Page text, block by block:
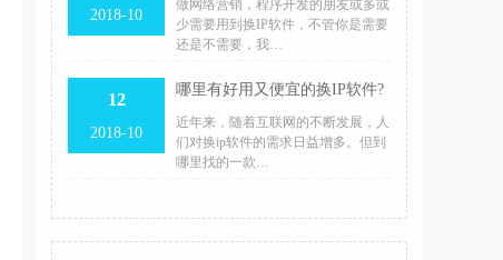
2018-10
做网络营销，程序开发的朋友或多或
少需要用到换IP软件，不管你是需要
还是不需要，我…
12
2018-10
哪里有好用又便宜的换IP软件?
​近年来，随着互联网的不断发展，人
们对换ip软件的需求日益增多。但到
哪里找的一款…